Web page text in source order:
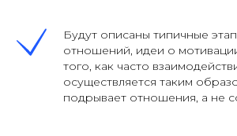
Будут описаны типичные
отношений, идеи о
того, как часто
осуществляется таким
подрывает отношения, а не